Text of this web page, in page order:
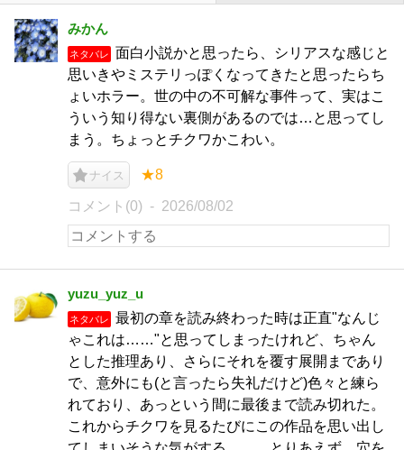
みかん
ネタバレ
面白小説かと思ったら、シリアスな感じと
思いきやミステリっぽくなってきたと思ったらち
ょいホラー。世の中の不可解な事件って、実はこ
ういう知り得ない裏側があるのでは…と思ってし
まう。ちょっとチクワかこわい。
ナイス ★8
コメント(0) 2026/08/02
yuzu_yuz_u
ネタバレ
最初の章を読み終わった時は正直"なんじ
ゃこれは……"と思ってしまったけれど、ちゃん
とした推理あり、さらにそれを覆す展開まであり
で、意外にも(と言ったら失礼だけど)色々と練ら
れており、あっという間に最後まで読み切れた。
これからチクワを見るたびにこの作品を思い出し